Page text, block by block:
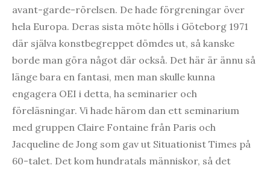
avant-garde-rörelsen. De hade förgreningar över
hela Europa. Deras sista möte hölls i Göteborg 1971
där själva konstbegreppet dömdes ut, så kanske
borde man göra något där också. Det här är ännu så
länge bara en fantasi, men man skulle kunna
engagera OEI i detta, ha seminarier och
föreläsningar. Vi hade härom dan ett seminarium
med gruppen Claire Fontaine från Paris och
Jacqueline de Jong som gav ut Situationist Times på
60-talet. Det kom hundratals människor, så det